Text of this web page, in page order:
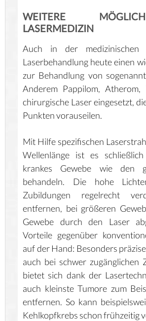
WEITERE
LASERMEDIZIN
Auch in der
Laserbehandlung heute einen
zur Behandlung von
Anderem Pappilom,
chirurgische Laser eingesetzt,
Punkten vorauseilen.
Mit Hilfe spezifischen
Wellenlänge ist es
krankes Gewebe wie den
behandeln. Die hohe
Zubildungen regelrecht
entfernen, bei größeren
Gewebe durch den Laser
Vorteile gegenüber
auf der Hand: Besonders
auch bei schwer zugänglichen
bietet sich dank der
auch kleinste Tumore zum
entfernen. So kann
Kehlkopfkrebs schon frühzeitig